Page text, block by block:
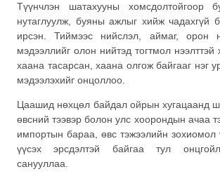
Түүнчлэн шатахууны хомсдолтойгоор
нутаглуулж, буяны ажлыг хийж чадахгүй
ирсэн. Тиймээс нийслэл, аймаг, орон
мэдээллийг олон нийтэд тогтмол нээлттэй
хаана тасарсан, хаана олгож байгааг нэг
мэдээлэхийг онцоллоо.
Цаашид нөхцөл байдал ойрын хугацаанд
өвсний тээвэр болон улс хоорондын ачаа
импортын бараа, өвс тэжээлийн зохиомол
үүсэх эрсдэлтэй байгаа тул
санууллаа.